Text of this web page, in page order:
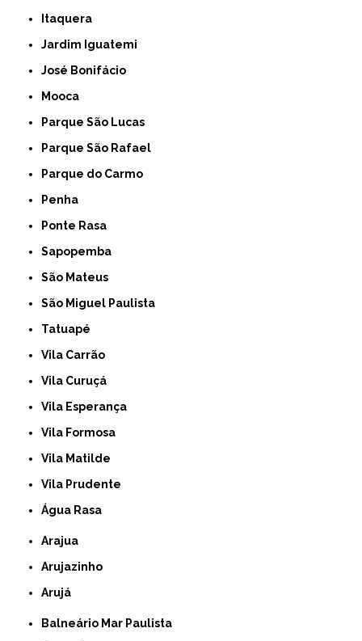
Itaquera
Jardim Iguatemi
José Bonifácio
Mooca
Parque São Lucas
Parque São Rafael
Parque do Carmo
Penha
Ponte Rasa
Sapopemba
São Mateus
São Miguel Paulista
Tatuapé
Vila Carrão
Vila Curuçá
Vila Esperança
Vila Formosa
Vila Matilde
Vila Prudente
Água Rasa
Arajua
Arujazinho
Arujá
Balneário Mar Paulista